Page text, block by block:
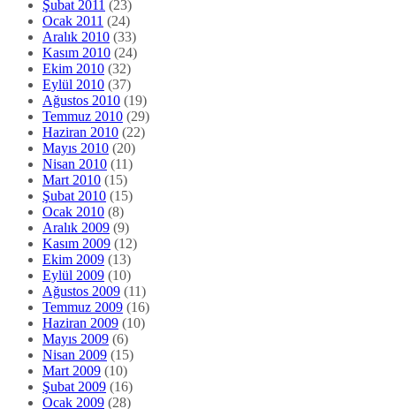
Şubat 2011 (23)
Ocak 2011 (24)
Aralık 2010 (33)
Kasım 2010 (24)
Ekim 2010 (32)
Eylül 2010 (37)
Ağustos 2010 (19)
Temmuz 2010 (29)
Haziran 2010 (22)
Mayıs 2010 (20)
Nisan 2010 (11)
Mart 2010 (15)
Şubat 2010 (15)
Ocak 2010 (8)
Aralık 2009 (9)
Kasım 2009 (12)
Ekim 2009 (13)
Eylül 2009 (10)
Ağustos 2009 (11)
Temmuz 2009 (16)
Haziran 2009 (10)
Mayıs 2009 (6)
Nisan 2009 (15)
Mart 2009 (10)
Şubat 2009 (16)
Ocak 2009 (28)